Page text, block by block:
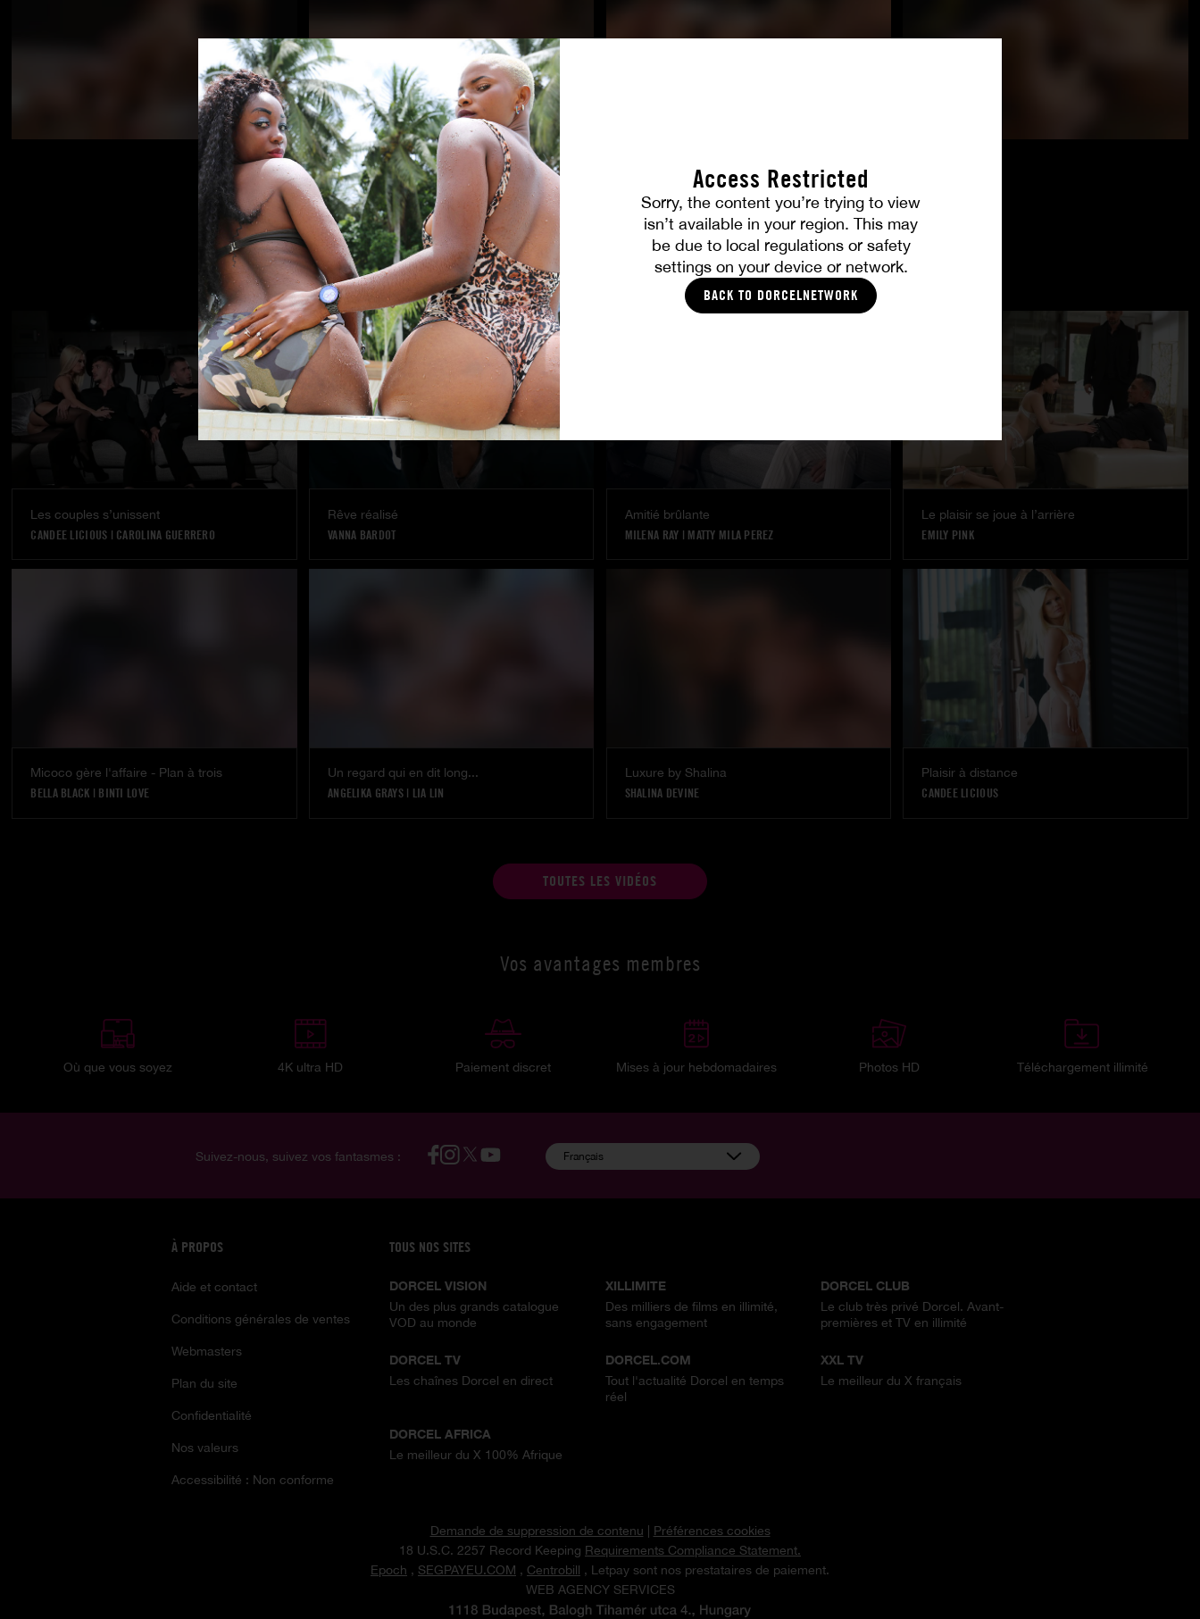
Access Restricted
Sorry, the content you’re trying to view
isn’t available in your region. This may
be due to local regulations or safety
settings on your device or network.
BACK TO DORCELNETWORK
TOUTES LES PHOTOS
VOUS ALLEZ AIMER
Les couples s’unissent
CANDEE LICIOUS | CAROLINA GUERRERO
Rêve réalisé
VANNA BARDOT
Amitié brûlante
MILENA RAY | MATTY MILA PEREZ
Le plaisir se joue à l’arrière
EMILY PINK
Micoco gère l'affaire - Plan à trois
BELLA BLACK | BINTI LOVE
Un regard qui en dit long...
ANGELIKA GRAYS| LIA LIN
Luxure by Shalina
SHALINA DEVINE
Plaisir à distance
CANDEE LICIOUS
TOUTES LES VIDÉOS
Vos avantages membres
Où que vous soyez 4K ultra HD Paiement discret Mises à jour hebdomadaires Photos HD Téléchargement illimité
Suivez-nous, suivez vos fantasmes : Français
À PROPOS
Aide et contact
Conditions générales de ventes
Webmasters
Plan du site
Confidentialité
Nos valeurs
Accessibilité : Non conforme
TOUS NOS SITES
DORCEL VISION
Un des plus grands catalogue
VOD au monde
XILLIMITE
Des milliers de films en illimité,
sans engagement
DORCEL CLUB
Le club très privé Dorcel. Avant-
premières et TV en illimité
DORCEL TV
Les chaînes Dorcel en direct
DORCEL.COM
Tout l'actualité Dorcel en temps
réel
XXL TV
Le meilleur du X français
DORCEL AFRICA
Le meilleur du X 100% Afrique
Demande de suppression de contenu
Préférences cookies
18 U.S.C. 2257 Record Keeping Requirements Compliance Statement.
Epoch , SEGPAYEU.COM , Centrobill , Letpay sont nos prestataires de paiement.
WEB AGENCY SERVICES